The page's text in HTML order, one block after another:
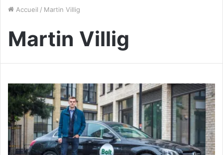
Accueil / Martin Villig
Martin Villig